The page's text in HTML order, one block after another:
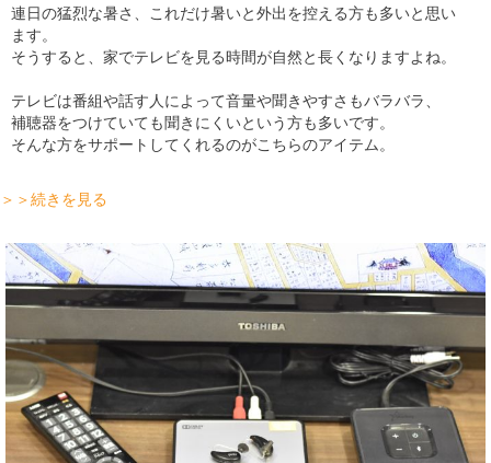
連日の猛烈な暑さ、これだけ暑いと外出を控える方も多いと思い
ます。
そうすると、家でテレビを見る時間が自然と長くなりますよね。
テレビは番組や話す人によって音量や聞きやすさもバラバラ、
補聴器をつけていても聞きにくいという方も多いです。
そんな方をサポートしてくれるのがこちらのアイテム。
＞＞続きを見る